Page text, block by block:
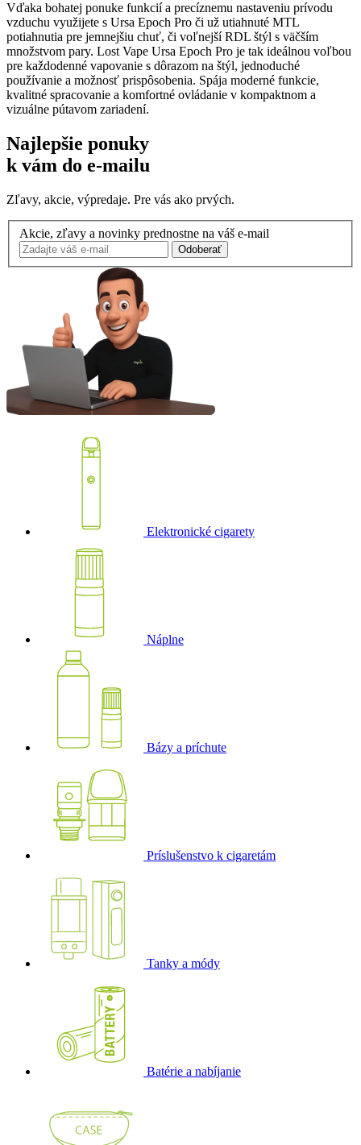
Vďaka bohatej ponuke funkcií a precíznemu nastaveniu prívodu
vzduchu využijete s Ursa Epoch Pro či už utiahnuté MTL
potiahnutia pre jemnejšiu chuť, či voľnejší RDL štýl s väčším
množstvom pary. Lost Vape Ursa Epoch Pro je tak ideálnou voľbou
pre každodenné vapovanie s dôrazom na štýl, jednoduché
používanie a možnosť prispôsobenia. Spája moderné funkcie,
kvalitné spracovanie a komfortné ovládanie v kompaktnom a
vizuálne pútavom zariadení.
Najlepšie ponuky
k vám do e-mailu
Zľavy, akcie, výpredaje. Pre vás ako prvých.
Akcie, zľavy a novinky prednostne na váš e-mail
Odoberať
Elektronické cigarety
Náplne
Bázy a príchute
Príslušenstvo k cigaretám
Tanky a módy
Batérie a nabíjanie